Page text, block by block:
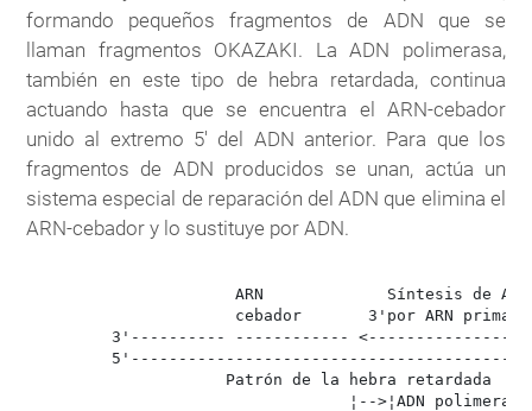
formando pequeños fragmentos de ADN que se
llaman fragmentos OKAZAKI. La ADN polimerasa,
también en este tipo de hebra retardada, continua
actuando hasta que se encuentra el ARN-cebador
unido al extremo 5' del ADN anterior. Para que los
fragmentos de ADN producidos se unan, actúa un
sistema especial de reparación del ADN que elimina el
ARN-cebador y lo sustituye por ADN.
ARN             Síntesis de
cebador       3'por ARN
3'---------- ------------
                     Patrón de la hebra retardada
¦-->¦ADN